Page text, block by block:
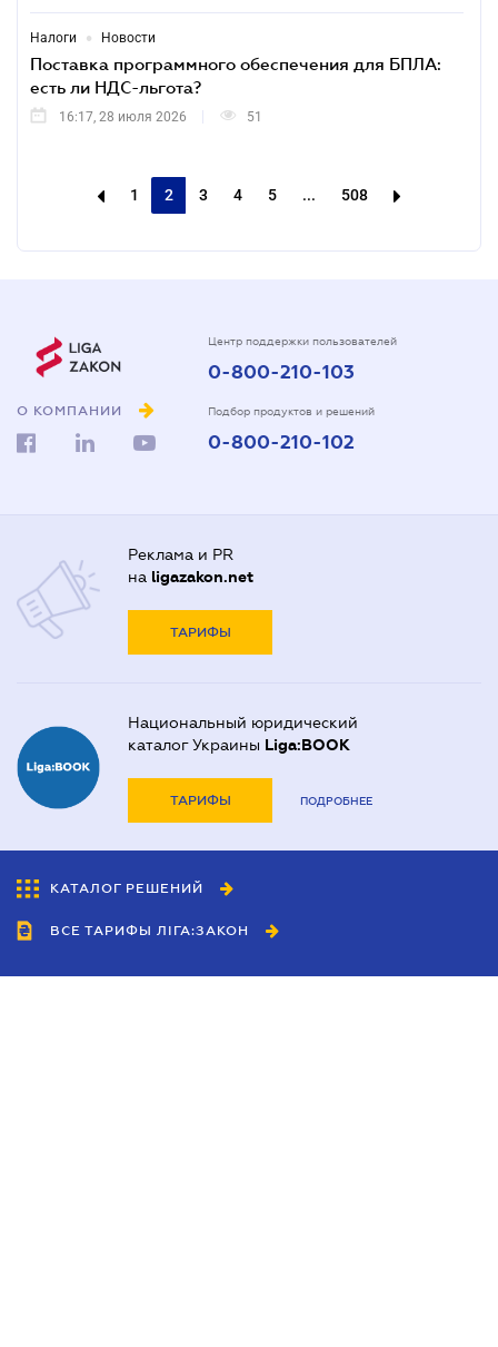
Налоги • Новости
Поставка программного обеспечения для БПЛА:
есть ли НДС-льгота?
16:17, 28 июля 2026 51
1 2 3 4 5 ... 508
О КОМПАНИИ
Центр поддержки пользователей
0-800-210-103
Подбор продуктов и решений
0-800-210-102
Реклама и PR
на ligazakon.net
ТАРИФЫ
Национальный юридический
каталог Украины Liga:BOOK
ТАРИФЫ ПОДРОБНЕЕ
КАТАЛОГ РЕШЕНИЙ
ВСЕ ТАРИФЫ ЛІГА:ЗАКОН